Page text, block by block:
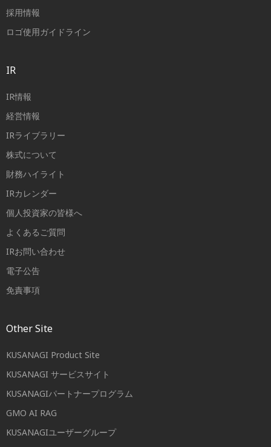
採用情報
ロゴ使用ガイドライン
IR
IR情報
経営情報
IRライブラリー
株式について
財務ハイライト
IRカレンダー
個人投資家の皆様へ
よくあるご質問
IRお問い合わせ
電子公告
免責事項
Other Site
KUSANAGI Product Site
KUSANAGI サービスサイト
KUSANAGIパートナープログラム
GMO AI RAG
KUSANAGIユーザーグループ